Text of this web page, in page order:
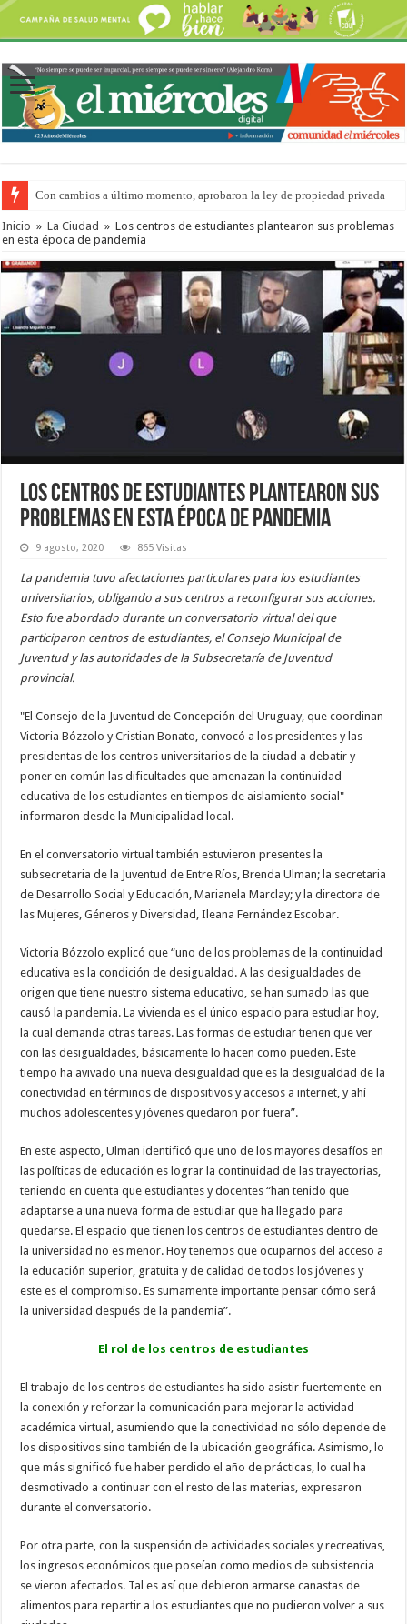
Con cambios a último momento, aprobaron la ley de propiedad privada
Inicio » La Ciudad » Los centros de estudiantes plantearon sus problemas
en esta época de pandemia
Los centros de estudiantes plantearon sus
problemas en esta época de pandemia
9 agosto, 2020 865 Visitas
La pandemia tuvo afectaciones particulares para los estudiantes
universitarios, obligando a sus centros a reconfigurar sus acciones.
Esto fue abordado durante un conversatorio virtual del que
participaron centros de estudiantes, el Consejo Municipal de
Juventud y las autoridades de la Subsecretaría de Juventud
provincial.
"El Consejo de la Juventud de Concepción del Uruguay, que coordinan
Victoria Bózzolo y Cristian Bonato, convocó a los presidentes y las
presidentas de los centros universitarios de la ciudad a debatir y
poner en común las dificultades que amenazan la continuidad
educativa de los estudiantes en tiempos de aislamiento social"
informaron desde la Municipalidad local.
En el conversatorio virtual también estuvieron presentes la
subsecretaria de la Juventud de Entre Ríos, Brenda Ulman; la secretaria
de Desarrollo Social y Educación, Marianela Marclay; y la directora de
las Mujeres, Géneros y Diversidad, Ileana Fernández Escobar.
Victoria Bózzolo explicó que “uno de los problemas de la continuidad
educativa es la condición de desigualdad. A las desigualdades de
origen que tiene nuestro sistema educativo, se han sumado las que
causó la pandemia. La vivienda es el único espacio para estudiar hoy,
la cual demanda otras tareas. Las formas de estudiar tienen que ver
con las desigualdades, básicamente lo hacen como pueden. Este
tiempo ha avivado una nueva desigualdad que es la desigualdad de la
conectividad en términos de dispositivos y accesos a internet, y ahí
muchos adolescentes y jóvenes quedaron por fuera”.
En este aspecto, Ulman identificó que uno de los mayores desafíos en
las políticas de educación es lograr la continuidad de las trayectorias,
teniendo en cuenta que estudiantes y docentes “han tenido que
adaptarse a una nueva forma de estudiar que ha llegado para
quedarse. El espacio que tienen los centros de estudiantes dentro de
la universidad no es menor. Hoy tenemos que ocuparnos del acceso a
la educación superior, gratuita y de calidad de todos los jóvenes y
este es el compromiso. Es sumamente importante pensar cómo será
la universidad después de la pandemia”.
El rol de los centros de estudiantes
El trabajo de los centros de estudiantes ha sido asistir fuertemente en
la conexión y reforzar la comunicación para mejorar la actividad
académica virtual, asumiendo que la conectividad no sólo depende de
los dispositivos sino también de la ubicación geográfica. Asimismo, lo
que más significó fue haber perdido el año de prácticas, lo cual ha
desmotivado a continuar con el resto de las materias, expresaron
durante el conversatorio.
Por otra parte, con la suspensión de actividades sociales y recreativas,
los ingresos económicos que poseían como medios de subsistencia
se vieron afectados. Tal es así que debieron armarse canastas de
alimentos para repartir a los estudiantes que no pudieron volver a sus